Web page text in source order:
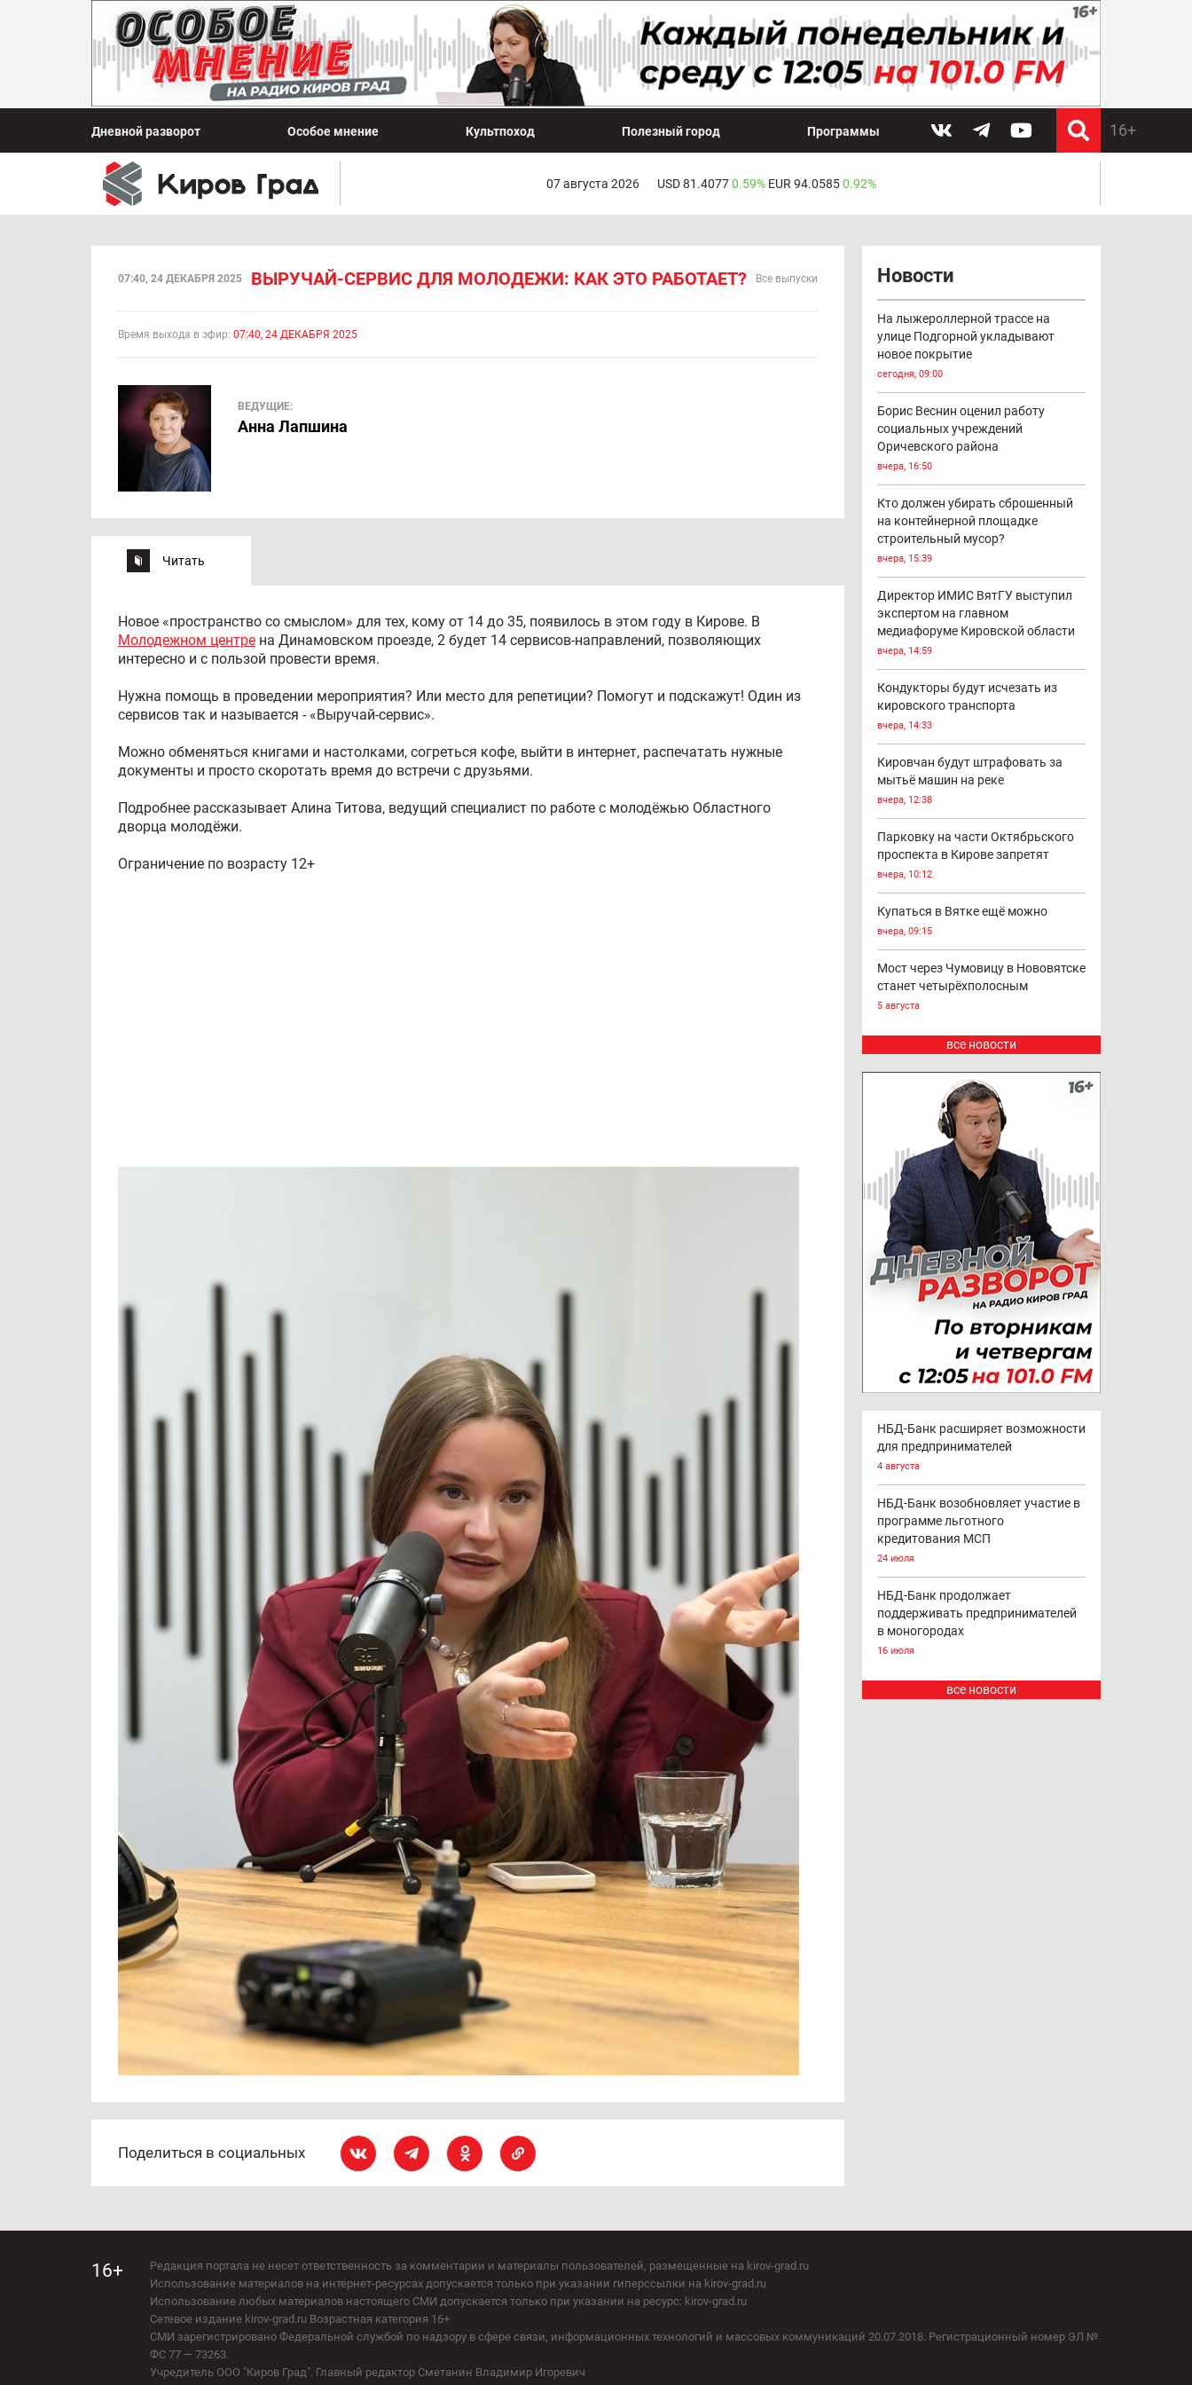
Дневной разворот Особое мнение Культпоход Полезный город Программы
07 августа 2026 USD 81.40770.59% EUR 94.05850.92%
07:40, 24 ДЕКАБРЯ 2025 ВЫРУЧАЙ-СЕРВИС ДЛЯ МОЛОДЕЖИ: КАК ЭТО РАБОТАЕТ? Все выпуски
Время выхода в эфир: 07:40, 24 ДЕКАБРЯ 2025
ВЕДУЩИЕ:
Анна Лапшина
Читать
Новое «пространство со смыслом» для тех, кому от 14 до 35, появилось в этом году в Кирове. В
Молодежном центре на Динамовском проезде, 2 будет 14 сервисов-направлений, позволяющих
интересно и с пользой провести время.
Нужна помощь в проведении мероприятия? Или место для репетиции? Помогут и подскажут! Один из
сервисов так и называется - «Выручай-сервис».
Можно обменяться книгами и настолками, согреться кофе, выйти в интернет, распечатать нужные
документы и просто скоротать время до встречи с друзьями.
Подробнее рассказывает Алина Титова, ведущий специалист по работе с молодёжью Областного
дворца молодёжи.
Ограничение по возрасту 12+
Поделиться в социальных
Новости
На лыжероллерной трассе на
улице Подгорной укладывают
новое покрытие
сегодня, 09:00
Борис Веснин оценил работу
социальных учреждений
Оричевского района
вчера, 16:50
Кто должен убирать сброшенный
на контейнерной площадке
строительный мусор?
вчера, 15:39
Директор ИМИС ВятГУ выступил
экспертом на главном
медиафоруме Кировской области
вчера, 14:59
Кондукторы будут исчезать из
кировского транспорта
вчера, 14:33
Кировчан будут штрафовать за
мытьё машин на реке
вчера, 12:38
Парковку на части Октябрьского
проспекта в Кирове запретят
вчера, 10:12
Купаться в Вятке ещё можно
вчера, 09:15
Мост через Чумовицу в Нововятске
станет четырёхполосным
5 августа
все новости
НБД-Банк расширяет возможности
для предпринимателей
4 августа
НБД-Банк возобновляет участие в
программе льготного
кредитования МСП
24 июля
НБД-Банк продолжает
поддерживать предпринимателей
в моногородах
16 июля
все новости
16+
Редакция портала не несет ответственность за комментарии и материалы пользователей, размещенные на kirov-grad.ru
Использование материалов на интернет-ресурсах допускается только при указании гиперссылки на kirov-grad.ru
Использование любых материалов настоящего СМИ допускается только при указании на ресурс: kirov-grad.ru
Сетевое издание kirov-grad.ru Возрастная категория 16+
СМИ зарегистрировано Федеральной службой по надзору в сфере связи, информационных технологий и массовых коммуникаций 20.07.2018. Регистрационный номер ЭЛ №
ФС 77 — 73263.
Учредитель ООО "Киров Град". Главный редактор Сметанин Владимир Игоревич